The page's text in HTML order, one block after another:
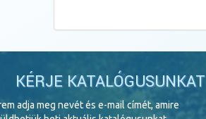
KÉRJE KATALÓGUSUNKAT
adja meg nevét és e-mail címét, amire